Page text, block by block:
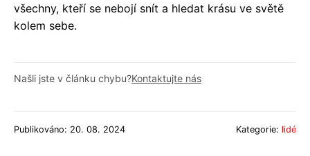
všechny, kteří se nebojí snít a hledat krásu ve světě
kolem sebe.
Našli jste v článku chybu?Kontaktujte nás
Publikováno: 20. 08. 2024 Kategorie: lidé